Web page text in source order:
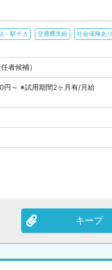
・駅チカ 交通費支給 社会保険あり
者候補）
円～ ※試用期間2ヶ月有/月給
キープ